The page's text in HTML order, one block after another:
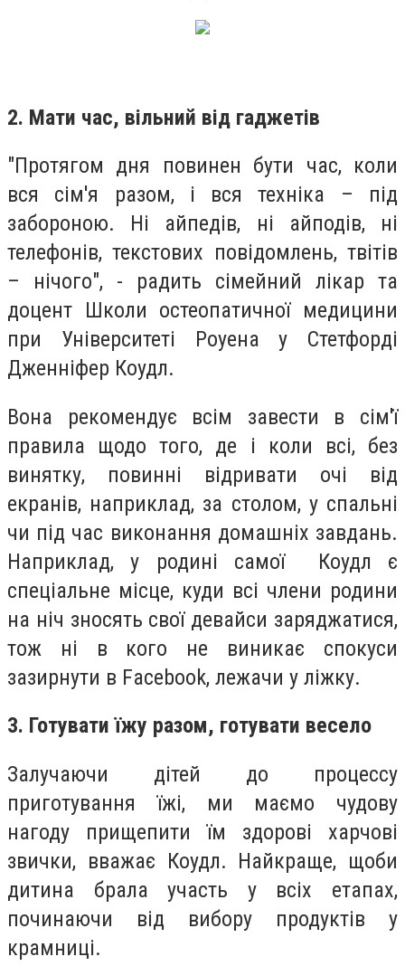
2. Мати час, вільний від гаджетів
"Протягом дня повинен бути час, коли
вся сім'я разом, і вся техніка – під
забороною. Ні айпедів, ні айподів, ні
телефонів, текстових повідомлень, твітів
– нічого", - радить сімейний лікар та
доцент Школи остеопатичної медицини
при Університеті Роуена у Стетфорді
Дженніфер Коудл.
Вона рекомендує всім завести в сім'ї
правила щодо того, де і коли всі, без
винятку, повинні відривати очі від
екранів, наприклад, за столом, у спальні
чи під час виконання домашніх завдань.
Наприклад, у родині самої Коудл є
спеціальне місце, куди всі члени родини
на ніч зносять свої девайси заряджатися,
тож ні в кого не виникає спокуси
зазирнути в Facebook, лежачи у ліжку.
3. Готувати їжу разом, готувати весело
Залучаючи дітей до процессу
приготування їжі, ми маємо чудову
нагоду прищепити їм здорові харчові
звички, вважає Коудл. Найкраще, щоби
дитина брала участь у всіх етапах,
починаючи від вибору продуктів у
крамниці.